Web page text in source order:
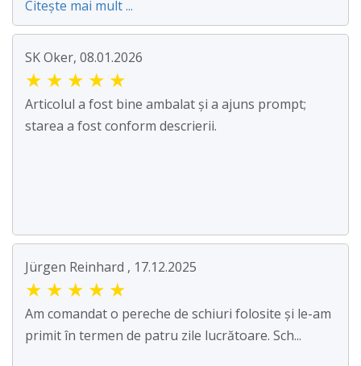
Citește mai mult ...
SK Oker, 08.01.2026
★ ★ ★ ★ ★
Articolul a fost bine ambalat și a ajuns prompt;
starea a fost conform descrierii.
Jürgen Reinhard , 17.12.2025
★ ★ ★ ★ ★
Am comandat o pereche de schiuri folosite și le-am
primit în termen de patru zile lucrătoare. Sch...